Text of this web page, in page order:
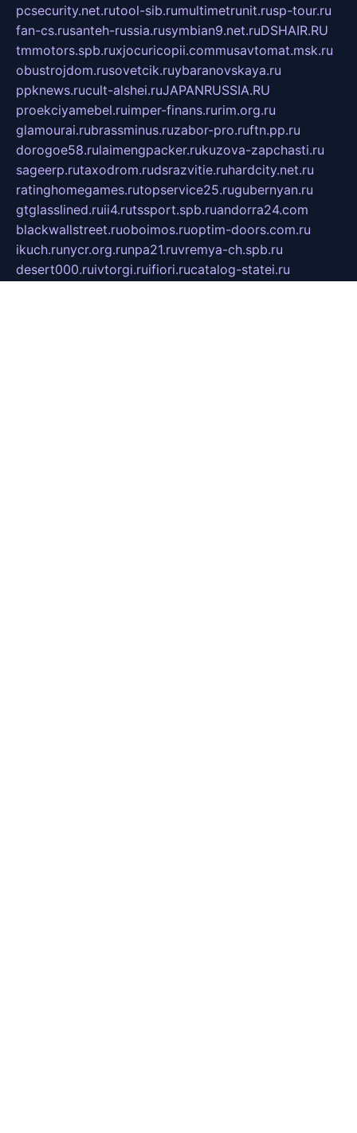
pcsecurity.net.rutool-sib.rumultimetrunit.rusp-tour.ru
fan-cs.rusanteh-russia.rusymbian9.net.ruDSHAIR.RU
tmmotors.spb.ruxjocuricopii.commusavtomat.msk.ru
obustrojdom.rusovetcik.ruybaranovskaya.ru
ppknews.rucult-alshei.ruJAPANRUSSIA.RU
proekciyamebel.ruimper-finans.rurim.org.ru
glamourai.rubrassminus.ruzabor-pro.ruftn.pp.ru
dorogoe58.rulaimengpacker.rukuzova-zapchasti.ru
sageerp.rutaxodrom.rudsrazvitie.ruhardcity.net.ru
ratinghomegames.rutopservice25.rugubernyan.ru
gtglasslined.ruii4.rutssport.spb.ruandorra24.com
blackwallstreet.ruoboimos.ruoptim-doors.com.ru
ikuch.runycr.org.runpa21.ruvremya-ch.spb.ru
desert000.ruivtorgi.ruifiori.rucatalog-statei.ru